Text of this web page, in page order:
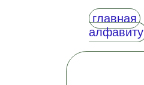
главная
алфавиту